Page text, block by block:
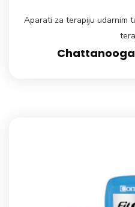
Aparati za terapiju udarnim
Chattanooga